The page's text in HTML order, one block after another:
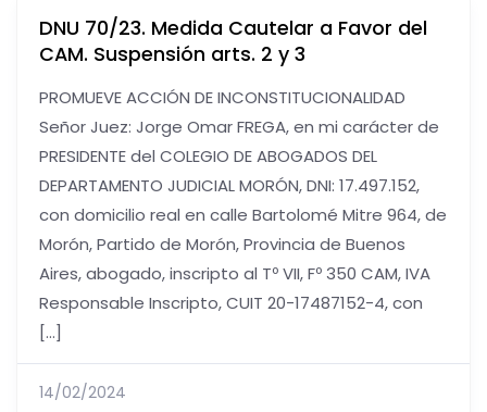
DNU 70/23. Medida Cautelar a Favor del
CAM. Suspensión arts. 2 y 3
PROMUEVE ACCIÓN DE INCONSTITUCIONALIDAD
Señor Juez: Jorge Omar FREGA, en mi carácter de
PRESIDENTE del COLEGIO DE ABOGADOS DEL
DEPARTAMENTO JUDICIAL MORÓN, DNI: 17.497.152,
con domicilio real en calle Bartolomé Mitre 964, de
Morón, Partido de Morón, Provincia de Buenos
Aires, abogado, inscripto al Tº VII, Fº 350 CAM, IVA
Responsable Inscripto, CUIT 20-17487152-4, con
[…]
14/02/2024